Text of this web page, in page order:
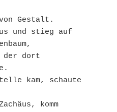
Gestalt.
und stieg auf
der dort
kam, schaute
komm